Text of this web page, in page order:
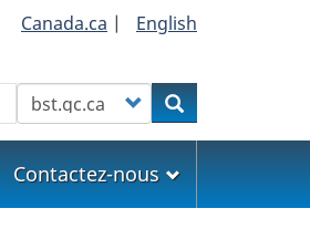
Canada.ca | English
Customize your searchRechercher
Contactez-nous